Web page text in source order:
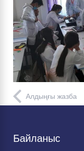
Алдыңғы жазба
Байланыс